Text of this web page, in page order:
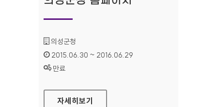
기관명 :
의성군청
인증기간 :
2015.06.30 ~ 2016.06.29
상태 :
만료
의성군청 홈페이지
자세히보기